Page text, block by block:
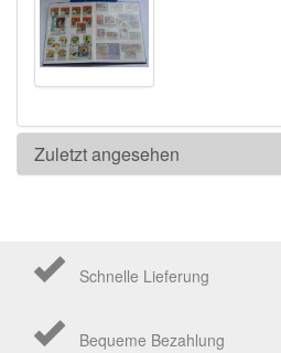
Zuletzt angesehen
Schnelle Lieferung
Bequeme Bezahlung